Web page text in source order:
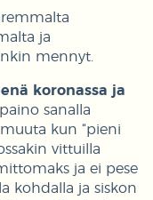
ja
mennyt.
koronassa ja
sanalla
kun “pieni
vittuilla
ja ei pese
kohdalla ja siskon